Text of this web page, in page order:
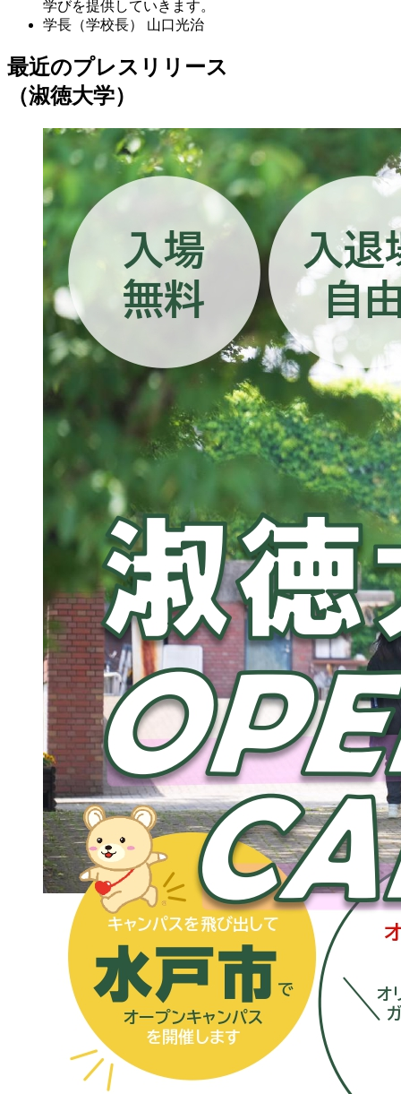
学びを提供していきます。
学長（学校長）
山口光治
最近のプレスリリース
（淑徳大学）